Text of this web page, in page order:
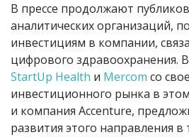
В прессе продолжают
аналитических организаций,
инвестициям в компании,
цифрового здравоохранения.
StartUp Health и Mercom со
инвестиционного рынка в
и компания Accenture,
развития этого направления в